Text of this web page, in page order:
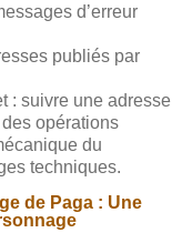
d’erreur
publiés par
: suivre une adresse
opérations
du
techniques.
de Paga : Une